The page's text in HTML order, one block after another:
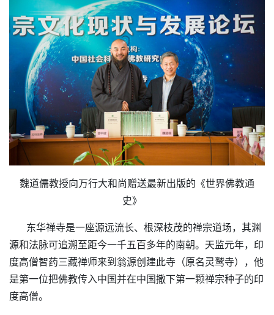
魏道儒教授向万行大和尚赠送最新出版的《世界佛教通
史》
东华禅寺是一座源远流长、根深枝茂的禅宗道场，其渊
源和法脉可追溯至距今一千五百多年的南朝。天监元年，印
度高僧智药三藏禅师来到翁源创建此寺（原名灵鹫寺），他
是第一位把佛教传入中国并在中国撒下第一颗禅宗种子的印
度高僧。